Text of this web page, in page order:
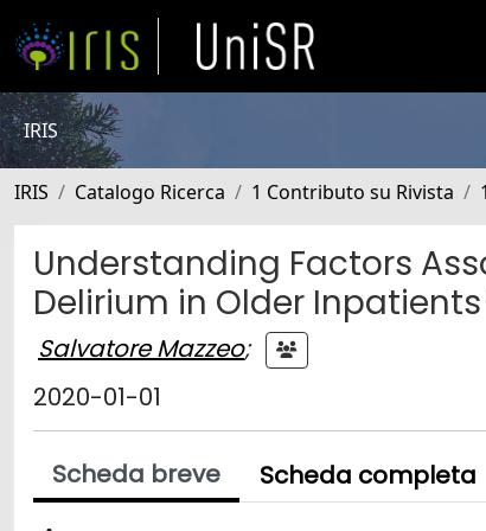
IRIS
IRIS Catalogo Ricerca 1 Contributo su Rivista
Understanding Factors
Delirium in Older
Salvatore Mazzeo;
2020-01-01
Scheda breve Scheda completa